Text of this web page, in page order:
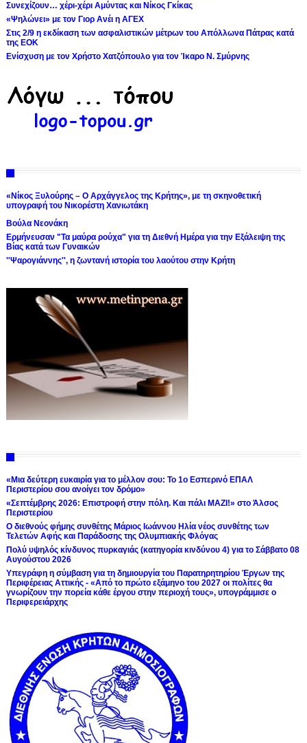
Συνεχίζουν… χέρι-χέρι Αμύντας και Νίκος Γκίκας
«Ψηλώνει» με τον Γιορ Ανέι η ΑΓΕΧ
Στις 2/9 η εκδίκαση των ασφαλιστικών μέτρων του Απόλλωνα Πάτρας κατά
της ΕΟΚ
Ενίσχυση με τον Χρήστο Χατζόπουλο για τον Ίκαρο Ν. Σμύρνης
«Νίκος Ξυλούρης – Ο Αρχάγγελος της Κρήτης», με τη σκηνοθετική
υπογραφή του Νικορέστη Χανιωτάκη
Βούλα Νεονάκη
Ερμήνευσαν "Τα μαύρα ρούχα" για τη Διεθνή Ημέρα για την Εξάλειψη της
Βίας κατά των Γυναικών
''Ψαρογιάννης'', η ζωντανή ιστορία του λαούτου στην Κρήτη
«Μια δεύτερη ευκαιρία για το μέλλον σου: Το 1ο Εσπερινό ΕΠΑΛ
Περιστερίου σου ανοίγει τον δρόμο»
«Σεπτέμβρης 2026: Επιστροφή στην πόλη. Και πάλι ΜΑΖΙ!» στο Άλσος
Περιστερίου
Ο διεθνούς φήμης συνθέτης Μάριος Ιωάννου Ηλία νέος συνθέτης των
Τελετών Αφής και Παράδοσης της Ολυμπιακής Φλόγας
Πολύ υψηλός κίνδυνος πυρκαγιάς (κατηγορία κινδύνου 4) για το Σάββατο 08
Αυγούστου 2026
Υπεγράφη η σύμβαση για τη δημιουργία του Παρατηρητηρίου Έργων της
Περιφέρειας Αττικής - «Από το πρώτο εξάμηνο του 2027 οι πολίτες θα
γνωρίζουν την πορεία κάθε έργου στην περιοχή τους», υπογράμμισε ο
Περιφερειάρχης